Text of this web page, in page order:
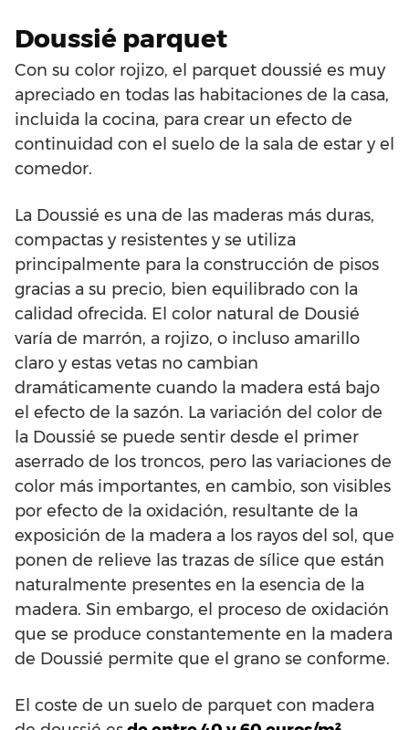
Doussié parquet
Con su color rojizo, el parquet doussié es muy
apreciado en todas las habitaciones de la casa,
incluida la cocina, para crear un efecto de
continuidad con el suelo de la sala de estar y el
comedor.
La Doussié es una de las maderas más duras,
compactas y resistentes y se utiliza
principalmente para la construcción de pisos
gracias a su precio, bien equilibrado con la
calidad ofrecida. El color natural de Dousié
varía de marrón, a rojizo, o incluso amarillo
claro y estas vetas no cambian
dramáticamente cuando la madera está bajo
el efecto de la sazón. La variación del color de
la Doussié se puede sentir desde el primer
aserrado de los troncos, pero las variaciones de
color más importantes, en cambio, son visibles
por efecto de la oxidación, resultante de la
exposición de la madera a los rayos del sol, que
ponen de relieve las trazas de sílice que están
naturalmente presentes en la esencia de la
madera. Sin embargo, el proceso de oxidación
que se produce constantemente en la madera
de Doussié permite que el grano se conforme.
El coste de un suelo de parquet con madera